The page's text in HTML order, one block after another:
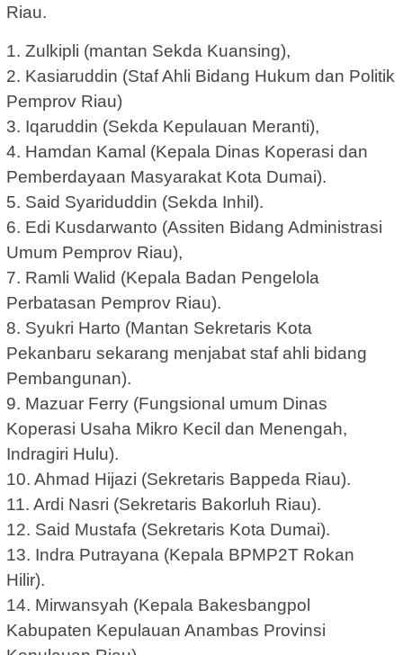
Riau.
1. Zulkipli (mantan Sekda Kuansing),
2. Kasiaruddin (Staf Ahli Bidang Hukum dan Politik
Pemprov Riau)
3. Iqaruddin (Sekda Kepulauan Meranti),
4. Hamdan Kamal (Kepala Dinas Koperasi dan
Pemberdayaan Masyarakat Kota Dumai).
5. Said Syariduddin (Sekda Inhil).
6. Edi Kusdarwanto (Assiten Bidang Administrasi
Umum Pemprov Riau),
7. Ramli Walid (Kepala Badan Pengelola
Perbatasan Pemprov Riau).
8. Syukri Harto (Mantan Sekretaris Kota
Pekanbaru sekarang menjabat staf ahli bidang
Pembangunan).
9. Mazuar Ferry (Fungsional umum Dinas
Koperasi Usaha Mikro Kecil dan Menengah,
Indragiri Hulu).
10. Ahmad Hijazi (Sekretaris Bappeda Riau).
11. Ardi Nasri (Sekretaris Bakorluh Riau).
12. Said Mustafa (Sekretaris Kota Dumai).
13. Indra Putrayana (Kepala BPMP2T Rokan
Hilir).
14. Mirwansyah (Kepala Bakesbangpol
Kabupaten Kepulauan Anambas Provinsi